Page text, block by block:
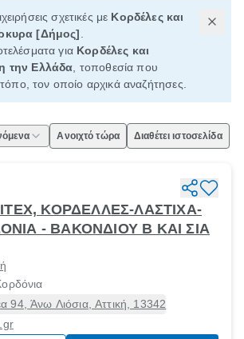
σχετικές με Κορδέλες και
[Δήμος]
για Κορδέλες και
την Ελλάδα , τοποθεσία που
τόπο, τον οποίο αρχικά αναζήτησες.
Ανοιχτό τώρα Διαθέτει ιστοσελίδα
ΚΟΡΔΕΛΛΕΣ-ΛΑΣΤΙΧΑ-
- ΒΑΚΟΝΔΙΟΥ Β ΚΑΙ ΣΙΑ
94, Άνω Λιόσια, Αττική, 13342